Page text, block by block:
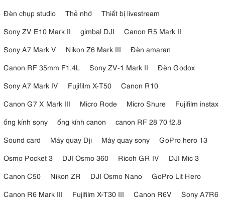
Đèn chụp studio
Thẻ nhớ
Thiết bị livestream
Sony ZV E10 Mark II
gimbal DJI
Canon R5 Mark II
Sony A7 Mark V
Nikon Z6 Mark III
Đèn amaran
Canon RF 35mm F1.4L
Sony ZV-1 Mark II
Đèn Godox
Sony A7 Mark IV
Fujifilm X-T50
Canon R10
Canon G7 X Mark III
Micro Rode Micro Shure
Fujifilm instax
ống kính sony
ống kính canon
canon RF 28 70 f2.8
Sound card
Máy quay Dji Máy quay sony
GoPro hero 13
Osmo Pocket 3
DJI Osmo 360 Ricoh GR IV
DJI Mic 3
Canon C50
Nikon ZR DJI Osmo Nano
GoPro Lit Hero
Canon R6 Mark III
Fujifilm X-T30 III Canon R6V
Sony A7R6